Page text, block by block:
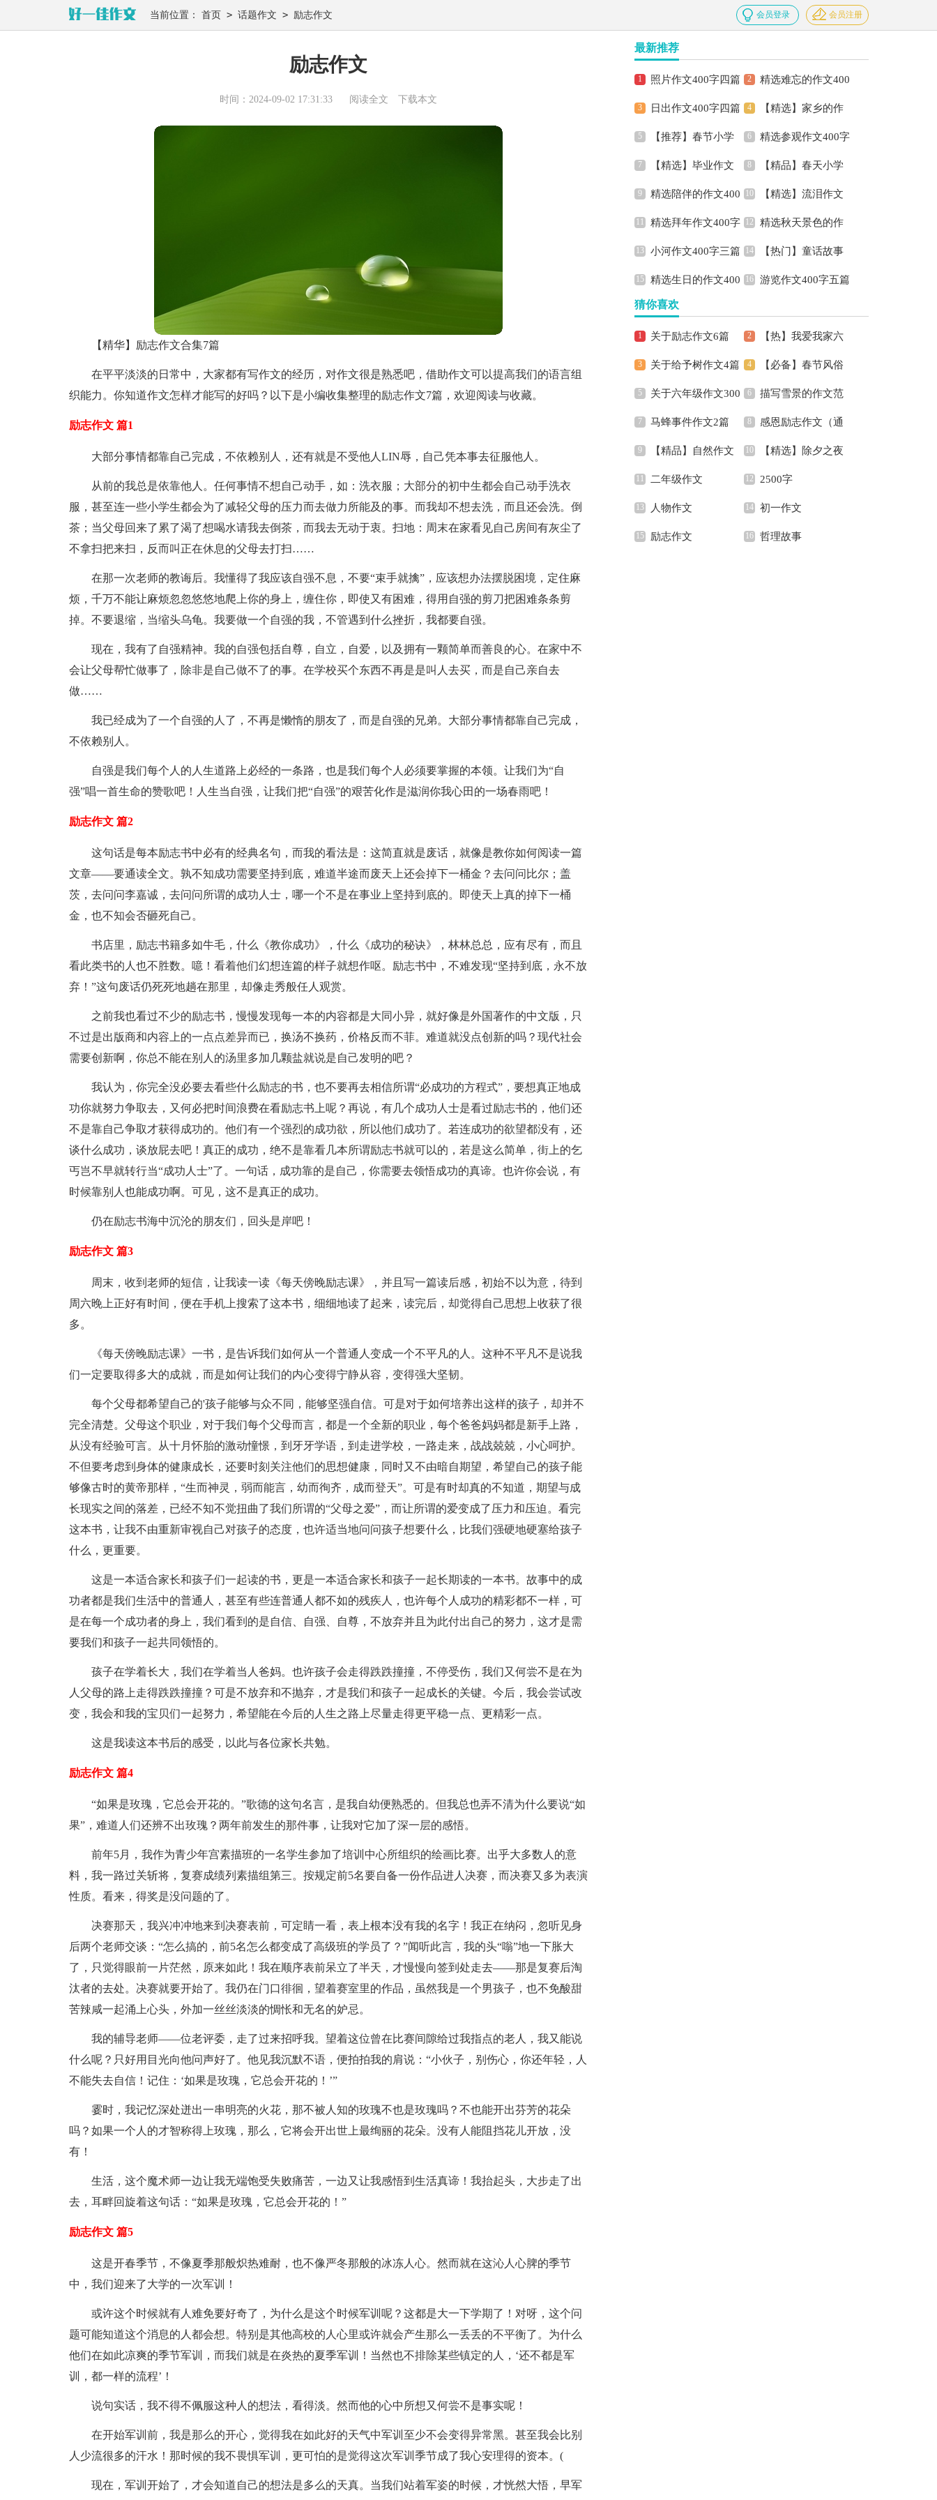
当前位置： 首页 > 话题作文 > 励志作文 会员登录 会员注册
励志作文
时间：2024-09-02 17:31:33 阅读全文 下载本文
【精华】励志作文合集7篇
在平平淡淡的日常中，大家都有写作文的经历，对作文很是熟悉吧，借助作文可以提高我们的语言组
织能力。你知道作文怎样才能写的好吗？以下是小编收集整理的励志作文7篇，欢迎阅读与收藏。
励志作文 篇1
大部分事情都靠自己完成，不依赖别人，还有就是不受他人LIN辱，自己凭本事去征服他人。
从前的我总是依靠他人。任何事情不想自己动手，如：洗衣服；大部分的初中生都会自己动手洗衣
服，甚至连一些小学生都会为了减轻父母的压力而去做力所能及的事。而我却不想去洗，而且还会洗。倒
茶；当父母回来了累了渴了想喝水请我去倒茶，而我去无动于衷。扫地：周末在家看见自己房间有灰尘了
不拿扫把来扫，反而叫正在休息的父母去打扫……
在那一次老师的教诲后。我懂得了我应该自强不息，不要“束手就擒”，应该想办法摆脱困境，定住麻
烦，千万不能让麻烦忽忽悠悠地爬上你的身上，缠住你，即使又有困难，得用自强的剪刀把困难条条剪
掉。不要退缩，当缩头乌龟。我要做一个自强的我，不管遇到什么挫折，我都要自强。
现在，我有了自强精神。我的自强包括自尊，自立，自爱，以及拥有一颗简单而善良的心。在家中不
会让父母帮忙做事了，除非是自己做不了的事。在学校买个东西不再是是叫人去买，而是自己亲自去
做……
我已经成为了一个自强的人了，不再是懒惰的朋友了，而是自强的兄弟。大部分事情都靠自己完成，
不依赖别人。
自强是我们每个人的人生道路上必经的一条路，也是我们每个人必须要掌握的本领。让我们为“自
强”唱一首生命的赞歌吧！人生当自强，让我们把“自强”的艰苦化作是滋润你我心田的一场春雨吧！
励志作文 篇2
这句话是每本励志书中必有的经典名句，而我的看法是：这简直就是废话，就像是教你如何阅读一篇
文章――要通读全文。孰不知成功需要坚持到底，难道半途而废天上还会掉下一桶金？去问问比尔；盖
茨，去问问李嘉诚，去问问所谓的成功人士，哪一个不是在事业上坚持到底的。即使天上真的掉下一桶
金，也不知会否砸死自己。
书店里，励志书籍多如牛毛，什么《教你成功》，什么《成功的秘诀》，林林总总，应有尽有，而且
看此类书的人也不胜数。噫！看着他们幻想连篇的样子就想作呕。励志书中，不难发现“坚持到底，永不放
弃！”这句废话仍死死地趟在那里，却像走秀般任人观赏。
之前我也看过不少的励志书，慢慢发现每一本的内容都是大同小异，就好像是外国著作的中文版，只
不过是出版商和内容上的一点点差异而已，换汤不换药，价格反而不菲。难道就没点创新的吗？现代社会
需要创新啊，你总不能在别人的汤里多加几颗盐就说是自己发明的吧？
我认为，你完全没必要去看些什么励志的书，也不要再去相信所谓“必成功的方程式”，要想真正地成
功你就努力争取去，又何必把时间浪费在看励志书上呢？再说，有几个成功人士是看过励志书的，他们还
不是靠自己争取才获得成功的。他们有一个强烈的成功欲，所以他们成功了。若连成功的欲望都没有，还
谈什么成功，谈放屁去吧！真正的成功，绝不是靠看几本所谓励志书就可以的，若是这么简单，街上的乞
丐岂不早就转行当“成功人士”了。一句话，成功靠的是自己，你需要去领悟成功的真谛。也许你会说，有
时候靠别人也能成功啊。可见，这不是真正的成功。
仍在励志书海中沉沦的朋友们，回头是岸吧！
励志作文 篇3
周末，收到老师的短信，让我读一读《每天傍晚励志课》，并且写一篇读后感，初始不以为意，待到
周六晚上正好有时间，便在手机上搜索了这本书，细细地读了起来，读完后，却觉得自己思想上收获了很
多。
《每天傍晚励志课》一书，是告诉我们如何从一个普通人变成一个不平凡的人。这种不平凡不是说我
们一定要取得多大的成就，而是如何让我们的内心变得宁静从容，变得强大坚韧。
每个父母都希望自己的'孩子能够与众不同，能够坚强自信。可是对于如何培养出这样的孩子，却并不
完全清楚。父母这个职业，对于我们每个父母而言，都是一个全新的职业，每个爸爸妈妈都是新手上路，
从没有经验可言。从十月怀胎的激动憧憬，到牙牙学语，到走进学校，一路走来，战战兢兢，小心呵护。
不但要考虑到身体的健康成长，还要时刻关注他们的思想健康，同时又不由暗自期望，希望自己的孩子能
够像古时的黄帝那样，“生而神灵，弱而能言，幼而徇齐，成而登天”。可是有时却真的不知道，期望与成
长现实之间的落差，已经不知不觉扭曲了我们所谓的“父母之爱”，而让所谓的爱变成了压力和压迫。看完
这本书，让我不由重新审视自己对孩子的态度，也许适当地问问孩子想要什么，比我们强硬地硬塞给孩子
什么，更重要。
这是一本适合家长和孩子们一起读的书，更是一本适合家长和孩子一起长期读的一本书。故事中的成
功者都是我们生活中的普通人，甚至有些连普通人都不如的残疾人，也许每个人成功的精彩都不一样，可
是在每一个成功者的身上，我们看到的是自信、自强、自尊，不放弃并且为此付出自己的努力，这才是需
要我们和孩子一起共同领悟的。
孩子在学着长大，我们在学着当人爸妈。也许孩子会走得跌跌撞撞，不停受伤，我们又何尝不是在为
人父母的路上走得跌跌撞撞？可是不放弃和不抛弃，才是我们和孩子一起成长的关键。今后，我会尝试改
变，我会和我的宝贝们一起努力，希望能在今后的人生之路上尽量走得更平稳一点、更精彩一点。
这是我读这本书后的感受，以此与各位家长共勉。
励志作文 篇4
“如果是玫瑰，它总会开花的。”歌德的这句名言，是我自幼便熟悉的。但我总也弄不清为什么要说“如
果”，难道人们还辨不出玫瑰？两年前发生的那件事，让我对它加了深一层的感悟。
前年5月，我作为青少年宫素描班的一名学生参加了培训中心所组织的绘画比赛。出乎大多数人的意
料，我一路过关斩将，复赛成绩列素描组第三。按规定前5名要自备一份作品进人决赛，而决赛又多为表演
性质。看来，得奖是没问题的了。
决赛那天，我兴冲冲地来到决赛表前，可定睛一看，表上根本没有我的名字！我正在纳闷，忽听见身
后两个老师交谈：“怎么搞的，前5名怎么都变成了高级班的学员了？”闻听此言，我的头“嗡”地一下胀大
了，只觉得眼前一片茫然，原来如此！我在顺序表前呆立了半天，才慢慢向签到处走去——那是复赛后淘
汰者的去处。决赛就要开始了。我仍在门口徘徊，望着赛室里的作品，虽然我是一个男孩子，也不免酸甜
苦辣咸一起涌上心头，外加一丝丝淡淡的惆怅和无名的妒忌。
我的辅导老师——位老评委，走了过来招呼我。望着这位曾在比赛间隙给过我指点的老人，我又能说
什么呢？只好用目光向他问声好了。他见我沉默不语，便拍拍我的肩说：“小伙子，别伤心，你还年轻，人
不能失去自信！记住：‘如果是玫瑰，它总会开花的！’”
霎时，我记忆深处迸出一串明亮的火花，那不被人知的玫瑰不也是玫瑰吗？不也能开出芬芳的花朵
吗？如果一个人的才智称得上玫瑰，那么，它将会开出世上最绚丽的花朵。没有人能阻挡花儿开放，没
有！
生活，这个魔术师一边让我无端饱受失败痛苦，一边又让我感悟到生活真谛！我抬起头，大步走了出
去，耳畔回旋着这句话：“如果是玫瑰，它总会开花的！”
励志作文 篇5
这是开春季节，不像夏季那般炽热难耐，也不像严冬那般的冰冻人心。然而就在这沁人心脾的季节
中，我们迎来了大学的一次军训！
或许这个时候就有人难免要好奇了，为什么是这个时候军训呢？这都是大一下学期了！对呀，这个问
题可能知道这个消息的人都会想。特别是其他高校的人心里或许就会产生那么一丢丢的不平衡了。为什么
他们在如此凉爽的季节军训，而我们就是在炎热的夏季军训！当然也不排除某些镇定的人，‘还不都是军
训，都一样的流程’！
说句实话，我不得不佩服这种人的想法，看得淡。然而他的心中所想又何尝不是事实呢！
在开始军训前，我是那么的开心，觉得我在如此好的天气中军训至少不会变得异常黑。甚至我会比别
人少流很多的汗水！那时候的我不畏惧军训，更可怕的是觉得这次军训季节成了我心安理得的资本。(
现在，军训开始了，才会知道自己的想法是多么的天真。当我们站着军姿的时候，才恍然大悟，早军
最新推荐
照片作文400字四篇 精选难忘的作文400
字6篇
日出作文400字四篇 【精选】家乡的作
文400字三篇
【推荐】春节小学
作文400字四篇
精选参观作文400字
四篇
【精选】毕业作文
400字3篇
【精品】春天小学
作文400字四篇
精选陪伴的作文400
字3篇
【精选】流泪作文
400字三篇
精选拜年作文400字
3篇
精选秋天景色的作
文400字3篇
小河作文400字三篇 【热门】童话故事
作文400字集合7篇
精选生日的作文400
字4篇
游览作文400字五篇
猜你喜欢
关于励志作文6篇 【热】我爱我家六
年级作文
关于给予树作文4篇 【必备】春节风俗
作文600字锦集6篇
关于六年级作文300
字合集8篇
描写雪景的作文范
文
马蜂事件作文2篇 感恩励志作文（通
用7篇）
【精品】自然作文
五篇
【精选】除夕之夜
作文200字合集8篇
二年级作文 2500字
人物作文 初一作文
励志作文 哲理故事